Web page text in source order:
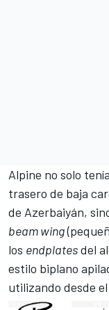
Alpine no solo
trasero de baja
de Azerbaiyán,
beam wing
los endplatesdel
estilo biplano
utilizando desde